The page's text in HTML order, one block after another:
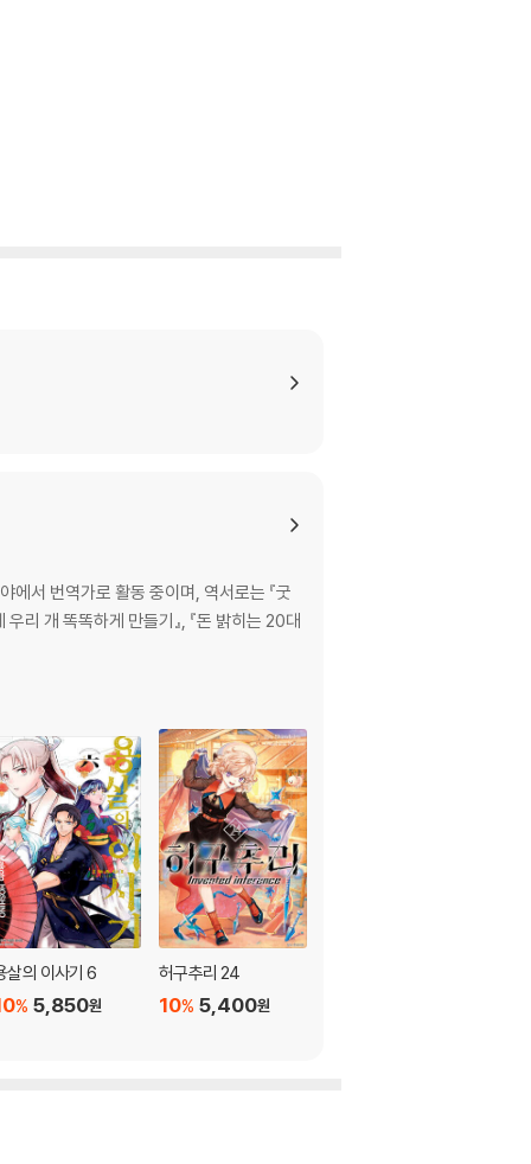
서 번역가로 활동 중이며, 역서로는 『굿
우리 개 똑똑하게 만들기』, 『돈 밝히는 20대
살의 이사기 6
5,850원
%
허구추리 24
5,400원
10%